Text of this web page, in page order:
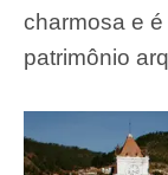
charmosa e
patrimônio